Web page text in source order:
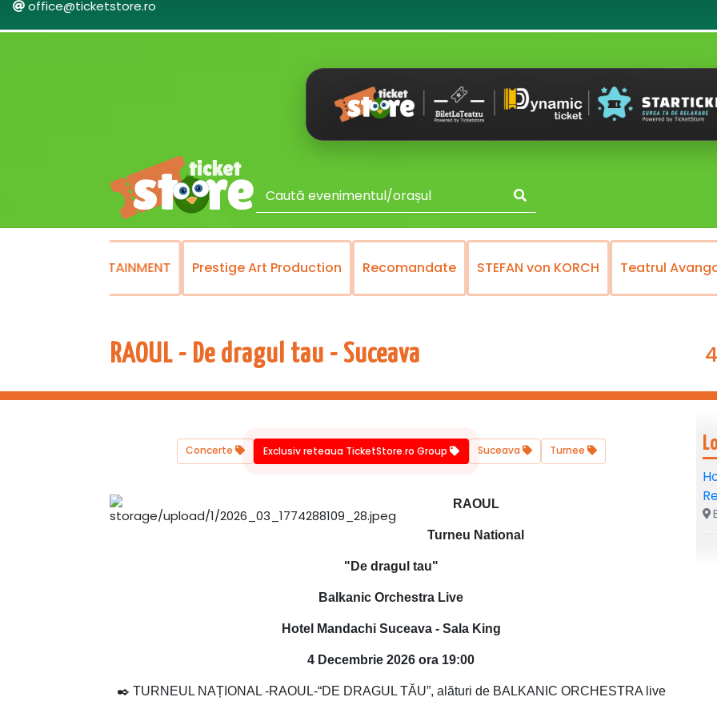
office@ticketstore.ro
ENTERTAINMENT Prestige Art Production Recomandate STEFAN von KORCH Teatrul
RAOUL - De dragul tau - Suceava
Concerte Exclusiv reteaua TicketStore.ro Group Suceava Turnee
RAOUL
Turneu National
"De dragul tau"
Balkanic Orchestra Live
Hotel Mandachi Suceava - Sala King
4 Decembrie 2026 ora 19:00
✒️ TURNEUL NAȚIONAL -RAOUL-“DE DRAGUL TĂU”, alături de BALKANIC ORCHESTRA live